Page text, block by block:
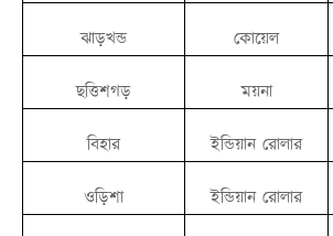
ঝাড়খন্ড কোয়েল
ছত্তিশগড় ময়না
বিহার ইন্ডিয়ান রোলার
ওড়িশা ইন্ডিয়ান রোলার